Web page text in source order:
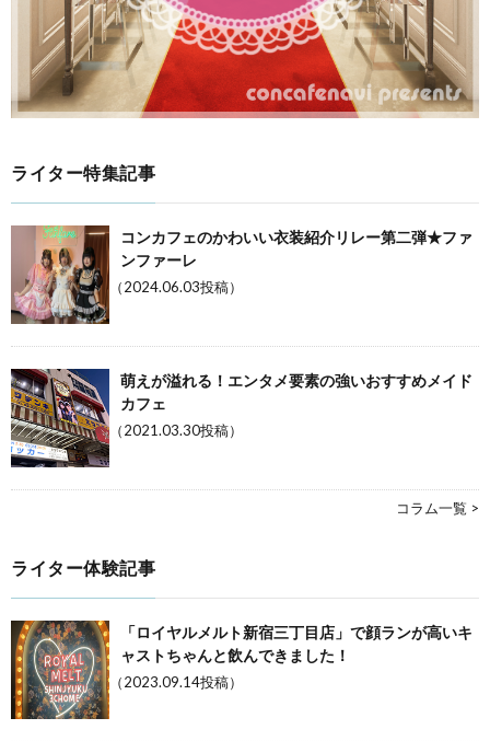
ライター特集記事
コンカフェのかわいい衣装紹介リレー第二弾★ファ
ンファーレ
（2024.06.03投稿）
萌えが溢れる！エンタメ要素の強いおすすめメイド
カフェ
（2021.03.30投稿）
コラム一覧 >
ライター体験記事
「ロイヤルメルト新宿三丁目店」で顔ランが高いキ
ャストちゃんと飲んできました！
（2023.09.14投稿）